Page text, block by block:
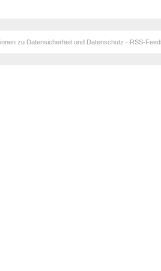
zu Datensicherheit und Datenschutz - RSS-